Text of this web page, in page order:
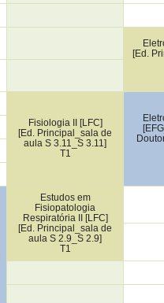
[Ed.
Fisiologia II [LFC]
[Ed. Principal_sala de
aula S 3.11_S 3.11]
T1
Estudos em
Fisiopatologia
Respiratória II [LFC]
[Ed. Principal_sala de
aula S 2.9_S 2.9]
T1